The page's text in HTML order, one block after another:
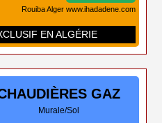
Rouiba Alger www.ihadadene.com
EN ALGÉRIE
GAZ
Murale/Sol